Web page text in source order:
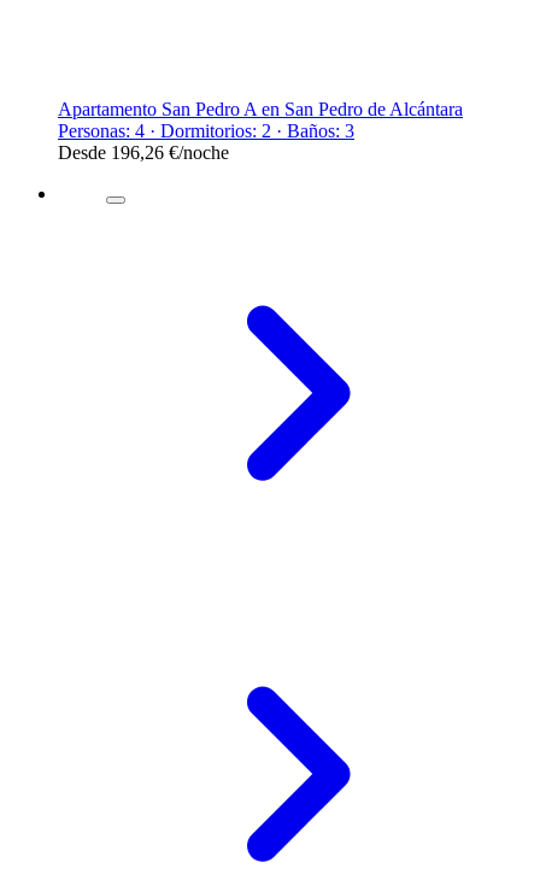
Apartamento San Pedro A en San Pedro de Alcántara
Personas: 4 · Dormitorios: 2 · Baños: 3
Desde 196,26 €/noche